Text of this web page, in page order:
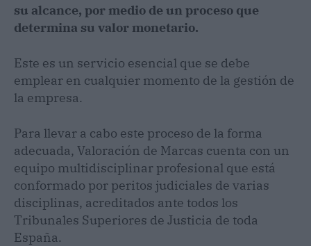
su alcance, por medio de un proceso que
determina su valor monetario.
Este es un servicio esencial que se debe
emplear en cualquier momento de la gestión de
la empresa.
Para llevar a cabo este proceso de la forma
adecuada, Valoración de Marcas cuenta con un
equipo multidisciplinar profesional que está
conformado por peritos judiciales de varias
disciplinas, acreditados ante todos los
Tribunales Superiores de Justicia de toda
España.